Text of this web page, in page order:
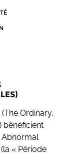
Ordinary,
bénéficient
Abnormal
« Période